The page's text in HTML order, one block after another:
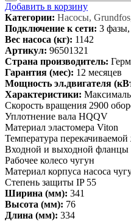
Добавить в корзину
Категории: Насосы,
Подключение к сети: 3
Вес насоса (кг): 1142
Артикул: 96501321
Страна производитель:
Гарантия (мес): 12 месяцев
Мощность эл.двигателя
Характеристики:
Скорость вращения 2900
Уплотнение вала HQQV
Материал эластомера Viton
Температура
Входной и выходной
Рабочее колесо чугун
Материал корпуса насоса
Степень защиты IP 55
Ширина (мм): 341
Высота (мм): 76
Длина (мм): 334